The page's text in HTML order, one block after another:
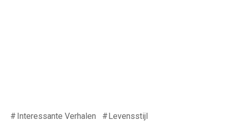
Interessante Verhalen
Levensstijl